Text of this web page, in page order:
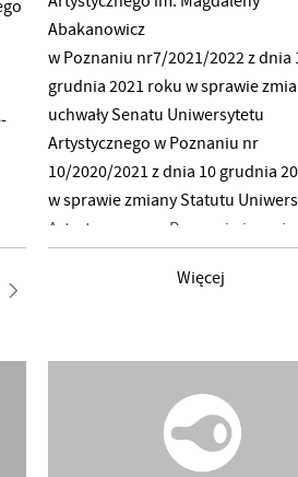
Abakanowicz
w Poznaniu nr7/2021/2022 z dnia
grudnia 2021 roku w sprawie
uchwały Senatu Uniwersytetu
Artystycznego w Poznaniu nr
10/2020/2021 z dnia 10 grudnia
w sprawie zmiany Statutu
Artystycznego w Poznaniu i
7 2021 2022 UCHWAŁA SENATU
Więcej